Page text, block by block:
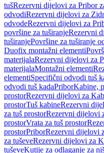
tušRezervni dijelovi za Pribor
odvodiRezervni dijelovi za
odvodeRezervni dijelovi za
površine za tuširanjeRezervni
tuširanjePovršine za tuširanje
Duofix montažni elementi
materijalaRezervni dijelovi za
materijalaMontažni elementi
elementiSpecifični odvodi tuš
odvodi tuš kadaPriborKabine,
prostorRezervni dijelovi za
prostorTuš kabineRezervni
za tuš prostorRezervni dijelovi
prostorVrata za tuš prostor
prostorPriborRezervni dijelovi
za tuševeRezervni dijelovi za
tuševeKutije za odlaganje za